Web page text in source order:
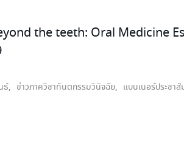
the teeth: Oral Medicine
ธ์, ข่าวภาควิชาทันตกรรมวินิจฉัย, แบนเนอร์ประชา